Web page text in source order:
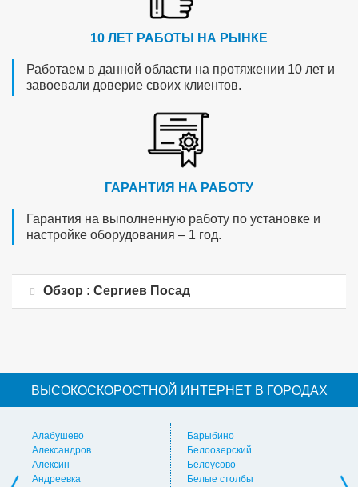
10 ЛЕТ РАБОТЫ НА РЫНКЕ
Работаем в данной области на протяжении 10 лет и
завоевали доверие своих клиентов.
ГАРАНТИЯ НА РАБОТУ
Гарантия на выполненную работу по установке и
настройке оборудования – 1 год.
Обзор : Сергиев Посад
ВЫСОКОСКОРОСТНОЙ ИНТЕРНЕТ В ГОРОДАХ
Алабушево
Александров
Алексин
Андреевка
Барыбино
Белоозерский
Белоусово
Белые столбы